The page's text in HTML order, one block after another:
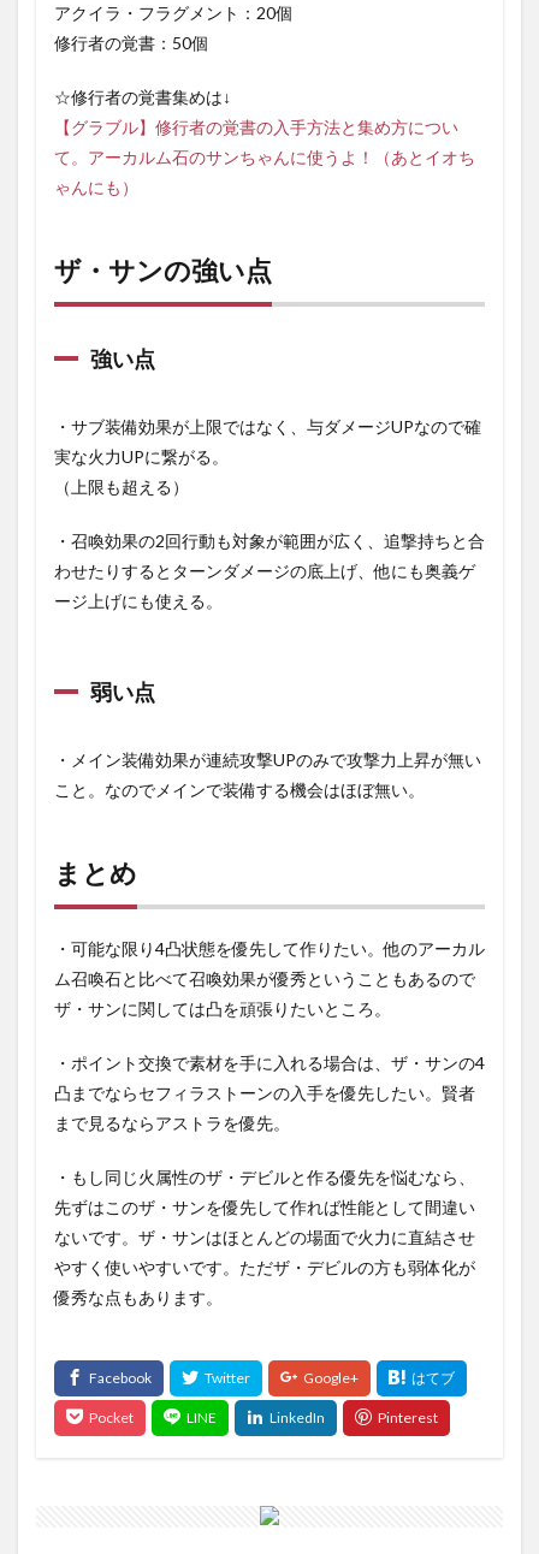
アクイラ・フラグメント：20個
修行者の覚書：50個
☆修行者の覚書集めは↓
【グラブル】修行者の覚書の入手方法と集め方につい
て。アーカルム石のサンちゃんに使うよ！（あとイオち
ゃんにも）
ザ・サンの強い点
強い点
・サブ装備効果が上限ではなく、与ダメージUPなので確
実な火力UPに繋がる。
（上限も超える）
・召喚効果の2回行動も対象が範囲が広く、追撃持ちと合
わせたりするとターンダメージの底上げ、他にも奥義ゲ
ージ上げにも使える。
弱い点
・メイン装備効果が連続攻撃UPのみで攻撃力上昇が無い
こと。なのでメインで装備する機会はほぼ無い。
まとめ
・可能な限り4凸状態を優先して作りたい。他のアーカル
ム召喚石と比べて召喚効果が優秀ということもあるので
ザ・サンに関しては凸を頑張りたいところ。
・ポイント交換で素材を手に入れる場合は、ザ・サンの4
凸までならセフィラストーンの入手を優先したい。賢者
まで見るならアストラを優先。
・もし同じ火属性のザ・デビルと作る優先を悩むなら、
先ずはこのザ・サンを優先して作れば性能として間違い
ないです。ザ・サンはほとんどの場面で火力に直結させ
やすく使いやすいです。ただザ・デビルの方も弱体化が
優秀な点もあります。